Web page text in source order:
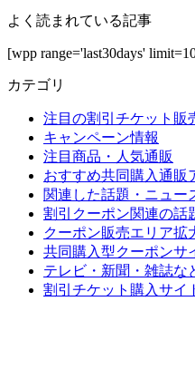
よく読まれている記事
[wpp range='last30days'
カテゴリ
注目の割引チケット販
キャンペーン情報
注目商品・人気通販
おすすめ共同購入通販
関連した話題・ニュー
割引クーポン関連の話
クーポン販売エリア拡
共同購入型クーポンサ
テレビ・新聞・雑誌な
割引チケット購入サイ